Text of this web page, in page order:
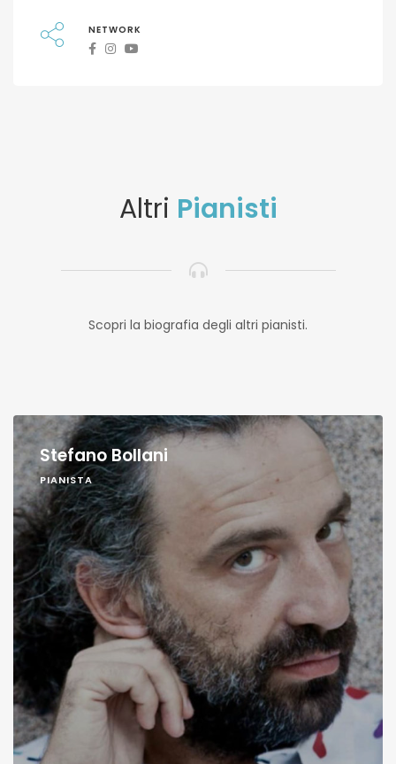
NETWORK
Altri Pianisti
Scopri la biografia degli altri pianisti.
Stefano Bollani
PIANISTA